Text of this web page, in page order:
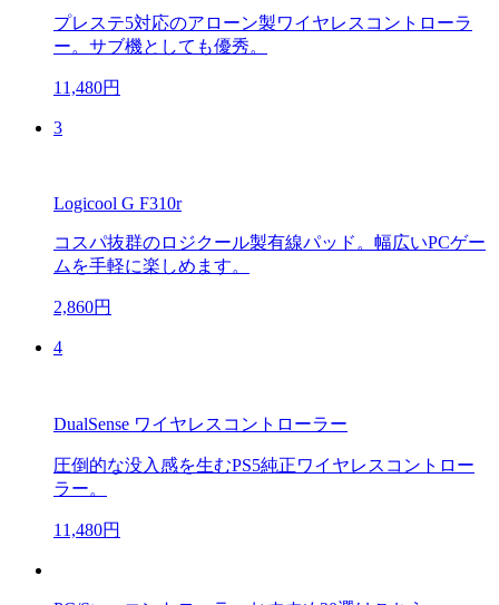
プレステ5対応のアローン製ワイヤレスコントローラ
ー。サブ機としても優秀。
11,480円
3
Logicool G F310r
コスパ抜群のロジクール製有線パッド。幅広いPCゲー
ムを手軽に楽しめます。
2,860円
4
DualSense ワイヤレスコントローラー
圧倒的な没入感を生むPS5純正ワイヤレスコントロー
ラー。
11,480円